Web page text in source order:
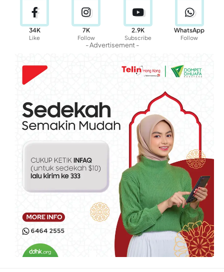
34K
Like
7K
Follow
2.9K
Subscribe
WhatsApp
Follow
- Advertisement -